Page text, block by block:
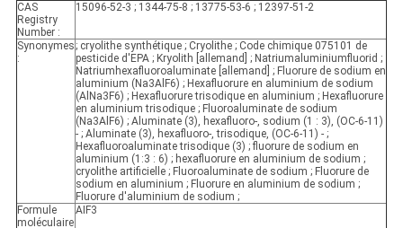
CAS
Registry
Number :
15096-52-3 ; 1344-75-8 ; 13775-53-6 ; 12397-51-2
Synonymes
:
; cryolithe synthétique ; Cryolithe ; Code chimique 075101 de
pesticide d'EPA ; Kryolith [allemand] ; Natriumaluminiumfluorid ;
Natriumhexafluoroaluminate [allemand] ; Fluorure de sodium en
aluminium (Na3AlF6) ; Hexafluorure en aluminium de sodium
(AlNa3F6) ; Hexafluorure trisodique en aluminium ; Hexafluorure
en aluminium trisodique ; Fluoroaluminate de sodium
(Na3AlF6) ; Aluminate (3), hexafluoro-, sodium (1 : 3), (OC-6-11)
- ; Aluminate (3), hexafluoro-, trisodique, (OC-6-11) - ;
Hexafluoroaluminate trisodique (3) ; fluorure de sodium en
aluminium (1:3 : 6) ; hexafluorure en aluminium de sodium ;
cryolithe artificielle ; Fluoroaluminate de sodium ; Fluorure de
sodium en aluminium ; Fluorure en aluminium de sodium ;
Fluorure d'aluminium de sodium ;
Formule
moléculaire
AIF3